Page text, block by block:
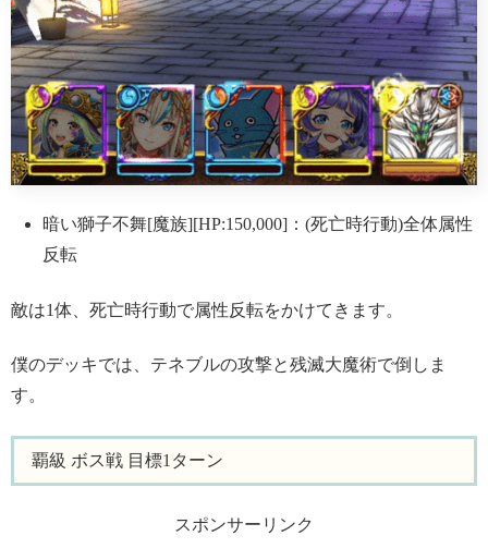
暗い獅子不舞[魔族][HP:150,000]：(死亡時行動)全体属性
反転
敵は1体、死亡時行動で属性反転をかけてきます。
僕のデッキでは、テネブルの攻撃と残滅大魔術で倒しま
す。
覇級 ボス戦 目標1ターン
スポンサーリンク